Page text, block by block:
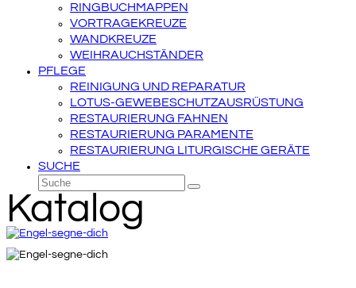
RINGBUCHMAPPEN
VORTRAGEKREUZE
WANDKREUZE
WEIHRAUCHSTÄNDER
PFLEGE
REINIGUNG UND REPARATUR
LOTUS-GEWEBESCHUTZAUSRÜSTUNG
RESTAURIERUNG FAHNEN
RESTAURIERUNG PARAMENTE
RESTAURIERUNG LITURGISCHE GERÄTE
SUCHE
Suche
Senden
Katalog